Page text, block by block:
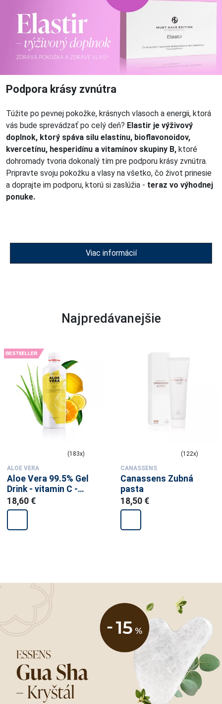
Podpora krásy zvnútra
Túžite po pevnej pokožke, krásnych vlasoch a energii, ktorá
vás bude sprevádzať po celý deň? Elastir je výživový
doplnok, ktorý spáva silu elastínu, bioflavonoidov,
kvercetínu, hesperidínu a vitamínov skupiny B, ktoré
dohromady tvoria dokonalý tím pre podporu krásy zvnútra.
Pripravte svoju pokožku a vlasy na všetko, čo život prinesie
a doprajte im podporu, ktorú si zaslúžia - teraz vo výhodnej
ponuke.
Viac informácií
Najpredávanejšie
(183x)
ALOE VERA
Aloe Vera 99.5% Gel
Drink - vitamin C -
výživový doplnok
18,60 €
(122x)
CANASSENS
Canassens Zubná
pasta
18,50 €